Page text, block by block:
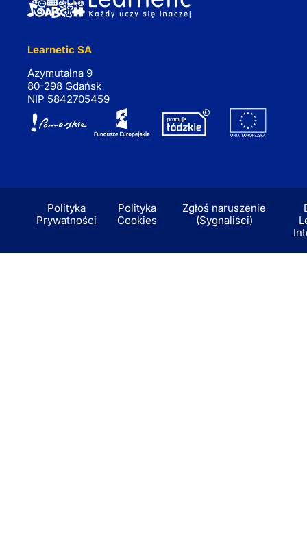
Learnetic SA
Azymutalna 9
80-298 Gdańsk
NIP 5842705459
Polityka
Prywatności
Polityka
Cookies
Zgłoś naruszenie
(Sygnaliści)